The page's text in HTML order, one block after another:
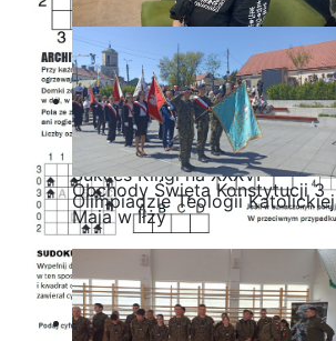
Sukces Kingi na XXXVI
Olimpiadzie Teologii Katolickiej
Obchody Święta Konstytucji 3
Maja w Iłży